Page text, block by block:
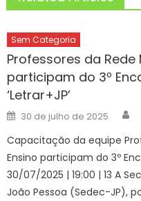
Sem Categoria
Professores da Rede
participam do 3º
‘Letrar+JP’
Posted
on
30 de julho de 2025
Capacitação da equipe
Ensino participam do 3º
30/07/2025 | 19:00 | 13 A
João Pessoa (Sedec-JP),